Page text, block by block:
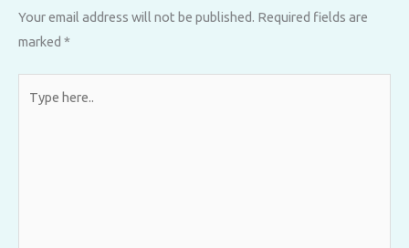
Your email address will not be published. Required fields are
marked *
here..